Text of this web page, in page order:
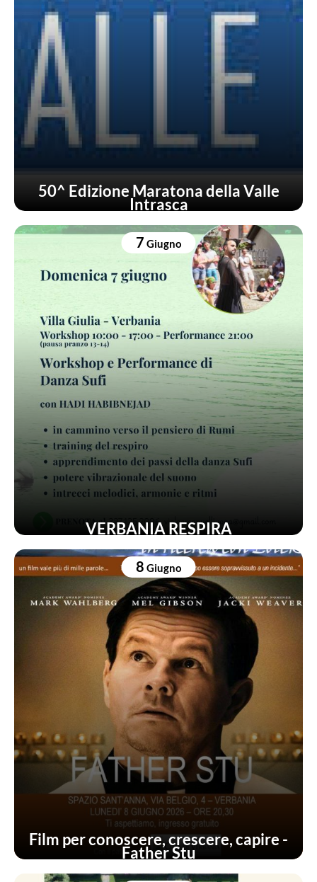
50^ Edizione Maratona della Valle
Intrasca
7 Giugno
VERBANIA RESPIRA
8 Giugno
Film per conoscere, crescere, capire -
Father Stu